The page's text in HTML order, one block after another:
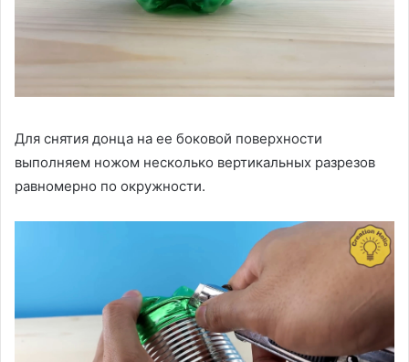
Для снятия донца на ее боковой поверхности
выполняем ножом несколько вертикальных разрезов
равномерно по окружности.